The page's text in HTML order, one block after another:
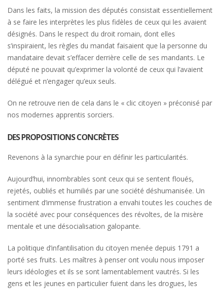
Dans les faits, la mission des députés consistait essentiellement
à se faire les interprètes les plus fidèles de ceux qui les avaient
désignés. Dans le respect du droit romain, dont elles
s’inspiraient, les règles du mandat faisaient que la personne du
mandataire devait s’effacer derrière celle de ses mandants. Le
député ne pouvait qu’exprimer la volonté de ceux qui l’avaient
délégué et n’engager qu’eux seuls.
On ne retrouve rien de cela dans le « clic citoyen » préconisé par
nos modernes apprentis sorciers.
DES PROPOSITIONS CONCRÈTES
Revenons à la synarchie pour en définir les particularités.
Aujourd’hui, innombrables sont ceux qui se sentent floués,
rejetés, oubliés et humiliés par une société déshumanisée. Un
sentiment d’immense frustration a envahi toutes les couches de
la société avec pour conséquences des révoltes, de la misère
mentale et une désocialisation galopante.
La politique d’infantilisation du citoyen menée depuis 1791 a
porté ses fruits. Les maîtres à penser ont voulu nous imposer
leurs idéologies et ils se sont lamentablement vautrés. Si les
gens et les jeunes en particulier fuient dans les drogues, les